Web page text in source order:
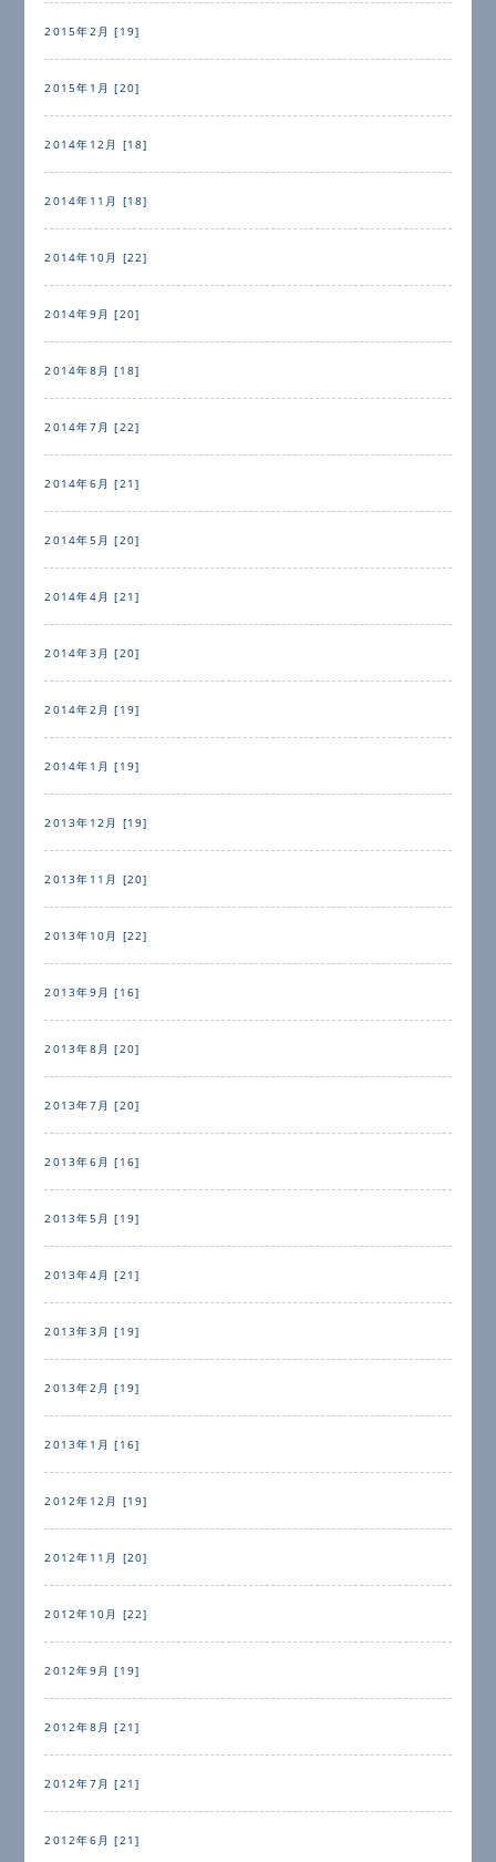
2015年2月 [19]
2015年1月 [20]
2014年12月 [18]
2014年11月 [18]
2014年10月 [22]
2014年9月 [20]
2014年8月 [18]
2014年7月 [22]
2014年6月 [21]
2014年5月 [20]
2014年4月 [21]
2014年3月 [20]
2014年2月 [19]
2014年1月 [19]
2013年12月 [19]
2013年11月 [20]
2013年10月 [22]
2013年9月 [16]
2013年8月 [20]
2013年7月 [20]
2013年6月 [16]
2013年5月 [19]
2013年4月 [21]
2013年3月 [19]
2013年2月 [19]
2013年1月 [16]
2012年12月 [19]
2012年11月 [20]
2012年10月 [22]
2012年9月 [19]
2012年8月 [21]
2012年7月 [21]
2012年6月 [21]